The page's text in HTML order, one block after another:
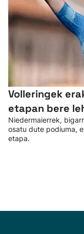
Volleringek
etapan bere
Niedermaierrek,
osatu dute podiuma,
etapa.